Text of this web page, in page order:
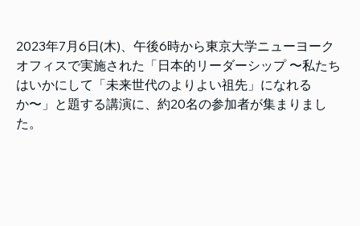
2023年7月6日(木)、午後6時から東京大学ニューヨーク
オフィスで実施された「日本的リーダーシップ 〜私たち
はいかにして「未来世代のよりよい祖先」になれる
か〜」と題する講演に、約20名の参加者が集まりまし
た。